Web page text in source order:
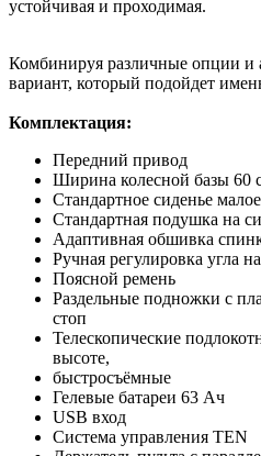
устойчивая и проходимая.
Комбинируя различные опции и
вариант, который подойдет
Комплектация:
Передний привод
Ширина колесной базы 60
Стандартное сиденье
Стандартная подушка на
Адаптивная обшивка
Ручная регулировка угла
Поясной ремень
Раздельные подножки с
стоп
Телескопические
высоте,
быстросъёмные
Гелевые батареи 63 Ач
USB вход
Система управления TEN